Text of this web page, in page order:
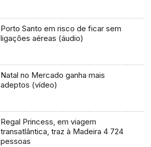
Porto Santo em risco de ficar sem
ligações aéreas (áudio)
Natal no Mercado ganha mais
adeptos (vídeo)
Regal Princess, em viagem
transatlântica, traz à Madeira 4 724
pessoas